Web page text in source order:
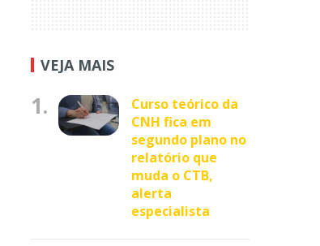
VEJA MAIS
1.
Curso teórico da
CNH fica em
segundo plano no
relatório que
muda o CTB,
alerta
especialista